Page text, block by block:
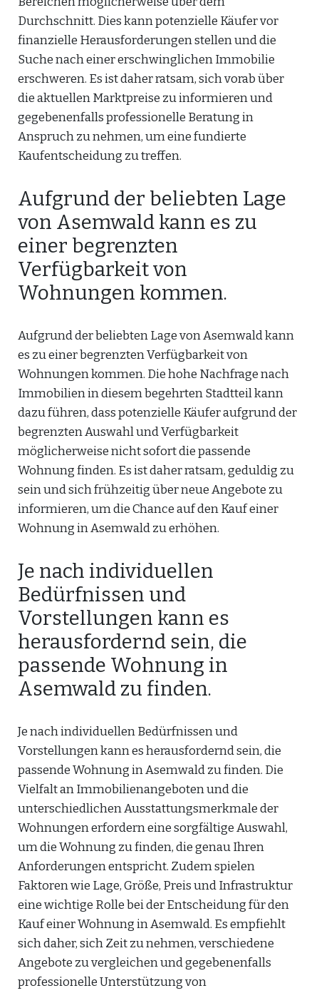
Durchschnitt. Dies kann potenzielle Käufer vor
finanzielle Herausforderungen stellen und die
Suche nach einer erschwinglichen Immobilie
erschweren. Es ist daher ratsam, sich vorab über
die aktuellen Marktpreise zu informieren und
gegebenenfalls professionelle Beratung in
Anspruch zu nehmen, um eine fundierte
Kaufentscheidung zu treffen.
Aufgrund der beliebten Lage
von Asemwald kann es zu
einer begrenzten
Verfügbarkeit von
Wohnungen kommen.
Aufgrund der beliebten Lage von Asemwald kann
es zu einer begrenzten Verfügbarkeit von
Wohnungen kommen. Die hohe Nachfrage nach
Immobilien in diesem begehrten Stadtteil kann
dazu führen, dass potenzielle Käufer aufgrund der
begrenzten Auswahl und Verfügbarkeit
möglicherweise nicht sofort die passende
Wohnung finden. Es ist daher ratsam, geduldig zu
sein und sich frühzeitig über neue Angebote zu
informieren, um die Chance auf den Kauf einer
Wohnung in Asemwald zu erhöhen.
Je nach individuellen
Bedürfnissen und
Vorstellungen kann es
herausfordernd sein, die
passende Wohnung in
Asemwald zu finden.
Je nach individuellen Bedürfnissen und
Vorstellungen kann es herausfordernd sein, die
passende Wohnung in Asemwald zu finden. Die
Vielfalt an Immobilienangeboten und die
unterschiedlichen Ausstattungsmerkmale der
Wohnungen erfordern eine sorgfältige Auswahl,
um die Wohnung zu finden, die genau Ihren
Anforderungen entspricht. Zudem spielen
Faktoren wie Lage, Größe, Preis und Infrastruktur
eine wichtige Rolle bei der Entscheidung für den
Kauf einer Wohnung in Asemwald. Es empfiehlt
sich daher, sich Zeit zu nehmen, verschiedene
Angebote zu vergleichen und gegebenenfalls
professionelle Unterstützung von